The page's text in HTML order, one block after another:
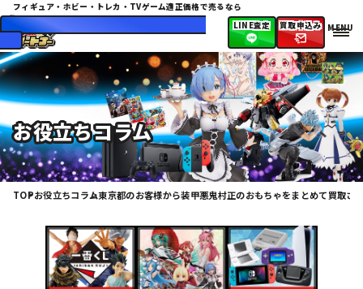
フィギュア・ホビー・トレカ・TVゲーム適正価格で売るなら
072-943-2474 LINE査定 買取申込み
お役立ちコラム
TOPお役立ちコラム東京都のお客様から装甲悪鬼村正のおもちゃをまとめて買取さ